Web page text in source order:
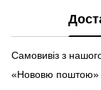
Самовивіз з
«Нововю поштою»